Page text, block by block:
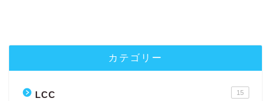
カテゴリー
LCC 15